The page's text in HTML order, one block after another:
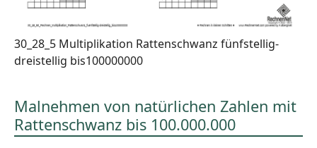
30_28_5 Multiplikation Rattenschwanz fünfstellig-
dreistellig bis100000000
Malnehmen von natürlichen Zahlen mit
Rattenschwanz bis 100.000.000